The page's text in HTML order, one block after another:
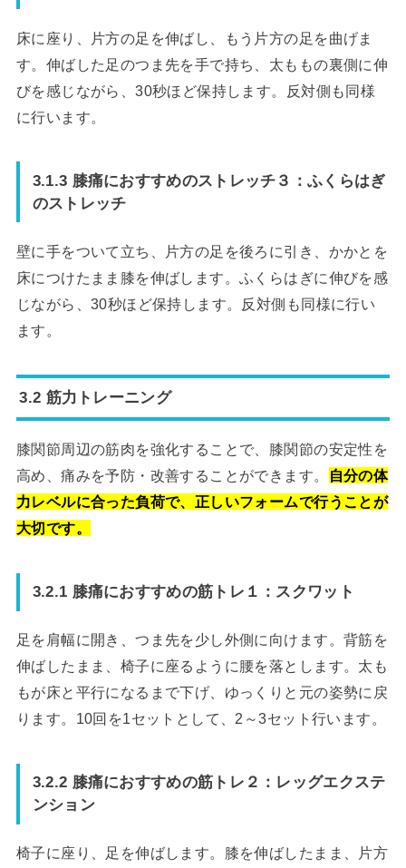
床に座り、片方の足を伸ばし、もう片方の足を曲げま
す。伸ばした足のつま先を手で持ち、太ももの裏側に伸
びを感じながら、30秒ほど保持します。反対側も同様
に行います。
3.1.3 膝痛におすすめのストレッチ３：ふくらはぎ
のストレッチ
壁に手をついて立ち、片方の足を後ろに引き、かかとを
床につけたまま膝を伸ばします。ふくらはぎに伸びを感
じながら、30秒ほど保持します。反対側も同様に行い
ます。
3.2 筋力トレーニング
膝関節周辺の筋肉を強化することで、膝関節の安定性を
高め、痛みを予防・改善することができます。
自分の体
力レベルに合った負荷で、正しいフォームで行うことが
大切です。
3.2.1 膝痛におすすめの筋トレ１：スクワット
足を肩幅に開き、つま先を少し外側に向けます。背筋を
伸ばしたまま、椅子に座るように腰を落とします。太も
もが床と平行になるまで下げ、ゆっくりと元の姿勢に戻
ります。10回を1セットとして、2～3セット行います。
3.2.2 膝痛におすすめの筋トレ２：レッグエクステ
ンション
椅子に座り、足を伸ばします。膝を伸ばしたまま、片方